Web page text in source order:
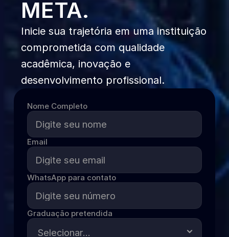
t
Computação em núvem
Docência do ensino
Enfermagem em terapia
Imagenologia
Metodologias ativas
META.
Inicie sua trajetória em uma instituição
comprometida com qualidade
acadêmica, inovação e
desenvolvimento profissional.
Nome Completo
Email
WhatsApp para contato
Graduação pretendida